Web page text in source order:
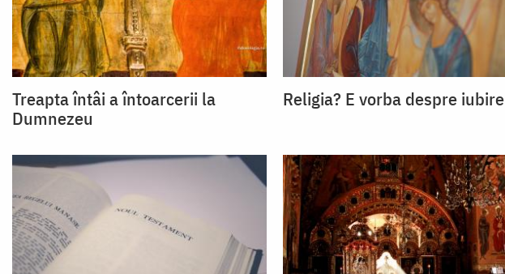
Treapta întâi a întoarcerii la
Dumnezeu
Religia? E vorba despre iubire